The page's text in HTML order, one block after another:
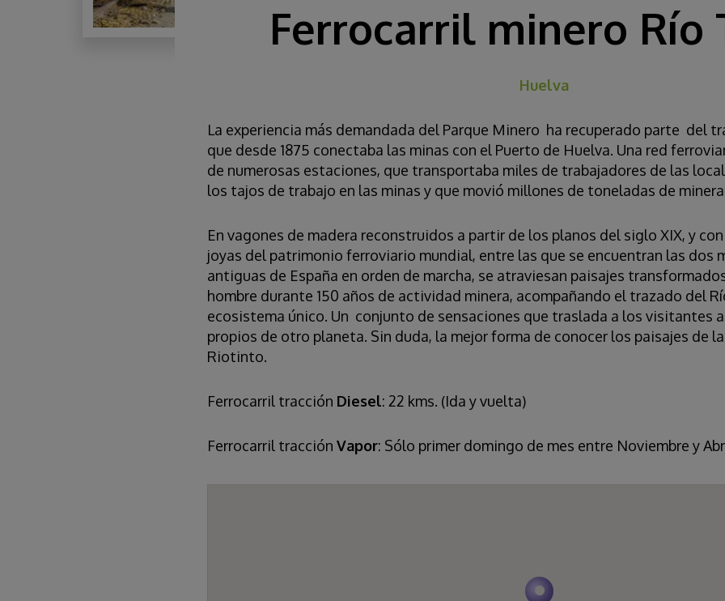
Ferrocarril minero Río
Huelva
La experiencia más demandada del Parque Minero ha recuperado parte del
que desde 1875 conectaba las minas con el Puerto de Huelva. Una red
de numerosas estaciones, que transportaba miles de trabajadores de las
los tajos de trabajo en las minas y que movió millones de toneladas de
En vagones de madera reconstruidos a partir de los planos del siglo XIX, y
joyas del patrimonio ferroviario mundial, entre las que se encuentran las dos
antiguas de España en orden de marcha, se atraviesan paisajes
hombre durante 150 años de actividad minera, acompañando el trazado del
ecosistema único. Un conjunto de sensaciones que traslada a los visitantes
propios de otro planeta. Sin duda, la mejor forma de conocer los paisajes de
Riotinto.
Ferrocarril tracción Diesel: 22 kms. (Ida y vuelta)
Ferrocarril tracción Vapor: Sólo primer domingo de mes entre Noviembre y